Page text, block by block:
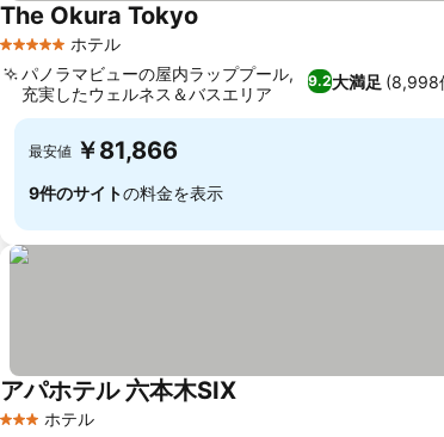
5 ホテルのランク
ホテル
The Okura Tokyo
9.2大満足 (8,998
パノラマビューの屋内ラッププール,
充実したウェルネス＆バスエリア
最安値 ￥81,866
9件のサイトの料金を表示
3 ホテルのランク
ホテル
アパホテル 六本木SIX料金を表示